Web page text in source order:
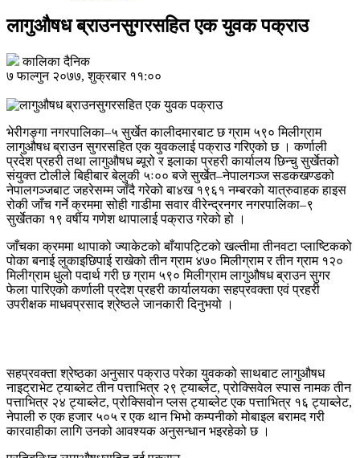
लागुऔषध ब्राउनसुगरसहित एक युवक पक्राउ
कालिका दैनिक
७ फाल्गुन २०७७, शुक्रबार ११:००
भेरीगङ्गा नगरपालिका–५ सुर्खेत कालीदमारबाट छ ग्राम ५९० मिलीग्राम
लागुऔषध ब्राउन सुगरसहित एक युवकलाई पक्राउ गरिएको छ । कर्णाली
प्रदेश प्रहरी तथा लागुऔषध ब्यूरो र इलाका प्रहरी कार्यालय छिन्चु सुर्खेतको
संयुक्त टोलीले बिहीबार बेलुकी ५ः०० बजे सुर्खेत–नेपालगञ्ज सडकखण्डको
नेपालगञ्जबाट जहरेसम्म जाँदै गरेको बा४ख १९६१ नम्बरको यात्रुवाहक हाइस
रोकी जाँच गर्ने क्रममा सोही गाडीमा सवार वीरेन्द्रनगर नगरपालिका–९
सुर्खेतका १९ वर्षीय गणेश थापालाई पक्राउ गरेको हो ।
जाँचका क्रममा थापाको ज्याकेटको बाँयापट्टिको खल्तीमा तीनवटा प्लाष्टिकको
पोका बनाई लुकाइछिपाई राखेको तीन ग्राम ४७० मिलीग्राम र तीन ग्राम १२०
मिलीग्राम धुलो पदार्थ गरी छ ग्राम ५९० मिलीग्राम लागुऔषध ब्राउन सुगर
फेला पारिएको कर्णाली प्रदेश प्रहरी कार्यालयका सहप्रवक्ता एवं प्रहरी
उपरीक्षक माधवप्रसाद श्रेष्ठले जानकारी दिनुभयो ।
सहप्रवक्ता श्रेष्ठका अनुसार पक्राउ परेका युवकको साथबाट लागुऔषध
नाइट्राभेट ट्याब्लेट तीन पत्ताभित्र २९ ट्याब्लेट, प्रोक्सिवेल स्पास नामक तीन
पत्ताभित्र २४ ट्याब्लेट, प्रोक्सिवोन प्लस ट्याब्लेट एक पत्ताभित्र १६ ट्याब्लेट,
नेपाली रु एक हजार ५०५ र एक थान भिभो कम्पनीको मोबाइल बरामद गरी
कारवाहीका लागि उनको आवश्यक अनुसन्धान भइरहेको छ ।